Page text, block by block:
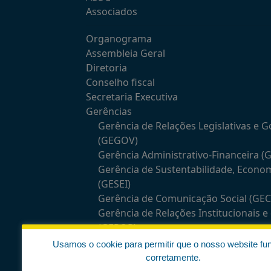
Associados
Organograma
Assembleia Geral
Diretoria
Conselho fiscal
Secretaria Executiva
Gerências
Gerência de Relações Legislativas e
(GEGOV)
Gerência Administrativo-Financeira
Gerência de Sustentabilidade,
(GESEI)
Gerência de Comunicação Social
Gerência de Relações Institucionais
(GEROP)
Comissões temáticas
Usamos o cookie para permitir que o nosso website
corretamente.